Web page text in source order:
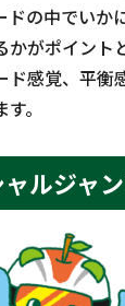
ドの中でいか
がポイント
ド感覚、平衡
。
ャルジャ